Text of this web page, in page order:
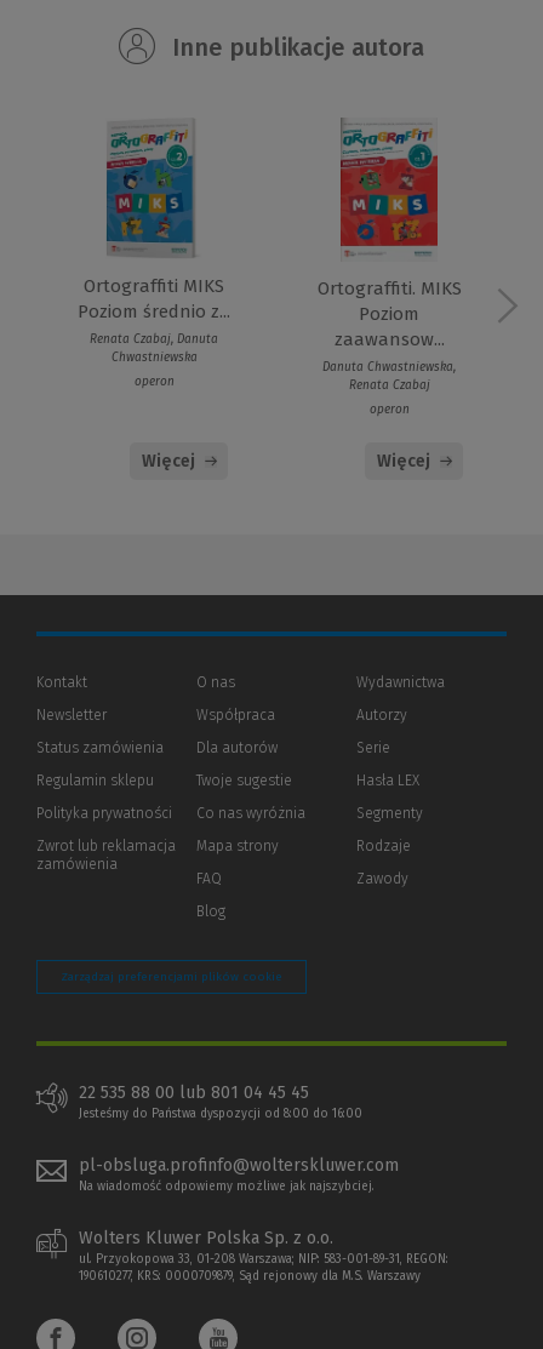
Inne publikacje autora
Ortograffiti MIKS
Poziom średnio z...
Renata Czabaj, Danuta
Chwastniewska
operon
Więcej
Ortograffiti. MIKS
Poziom
zaawansow...
Danuta Chwastniewska,
Renata Czabaj
operon
Więcej
Kontakt
Newsletter
Status zamówienia
Regulamin sklepu
Polityka prywatności (Nowe
(Link
innej
Zwrot lub reklamacja
zamówienia
O nas
Współpraca
Dla autorów(Nowe
(Link
innej
strony)
Twoje sugestie
Co nas wyróżnia
Mapa strony
FAQ
Blog
Wydawnictwa
Autorzy
Serie
Hasła LEX
Segmenty
Rodzaje
Zawody
Zarządzaj preferencjami plików cookie
22 535 88 00 lub 801 04 45 45
Jesteśmy do Państwa dyspozycji od 8:00 do 16:00
pl-obsluga.profinfo@wolterskluwer.com
Na wiadomość odpowiemy możliwe jak najszybciej.
Wolters Kluwer Polska Sp. z o.o.
ul. Przyokopowa 33, 01-208 Warszawa; NIP: 583-001-89-31, REGON:
190610277, KRS: 0000709879, Sąd rejonowy dla M.S. Warszawy